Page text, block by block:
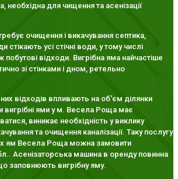
необхідна для чищення та асенізації
очищення і викачування септика,
стікають усі стічні води, у тому числі
відходи. Вигрібна яма найчастіше
зі стінками і дном, ретельно
відходів впливають на об'єм ділянки
вигрібні ями у м. Весела Роща має
виникає необхідність у виклику
та очищення каналізації. Таку послугу
ям Весела Роща можна замовити
Асенізаторська машина в оренду повинна
заповнюють вигрібну яму.